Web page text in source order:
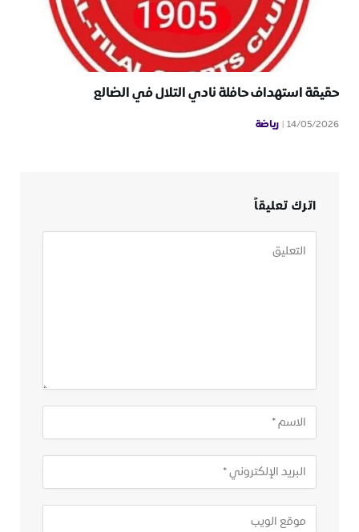
حقيقة استهداف حافلة نادي التلال في الضالع
14/05/2026 رياضة
اترك تعليقاً